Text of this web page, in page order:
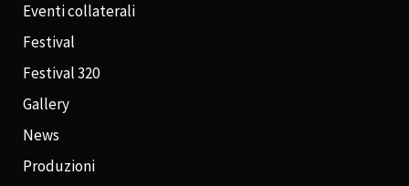
Eventi collaterali
Festival
Festival 320
Gallery
News
Produzioni